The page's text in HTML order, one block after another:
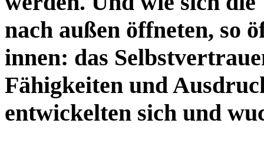
nach außen öffneten, so
innen: das
Fähigkeiten und
entwickelten sich und